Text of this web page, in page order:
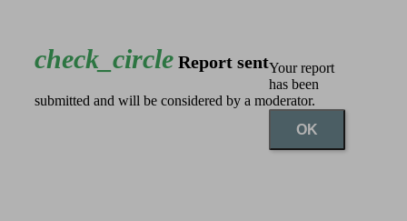
check_circle Report sentYour report
has been
submitted and will be considered by a moderator.
OK